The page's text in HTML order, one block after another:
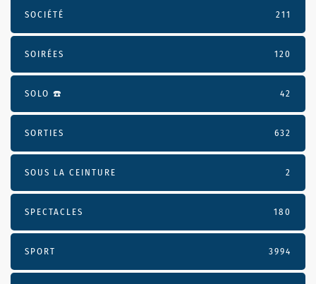
SOCIÉTÉ 211
SOIRÉES 120
SOLO ☎️ 42
SORTIES 632
SOUS LA CEINTURE 2
SPECTACLES 180
SPORT 3994